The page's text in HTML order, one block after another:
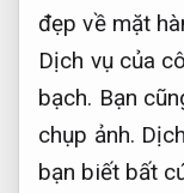
đẹp về mặt
Dịch vụ của
bạch. Bạn
chụp ảnh.
bạn biết bất